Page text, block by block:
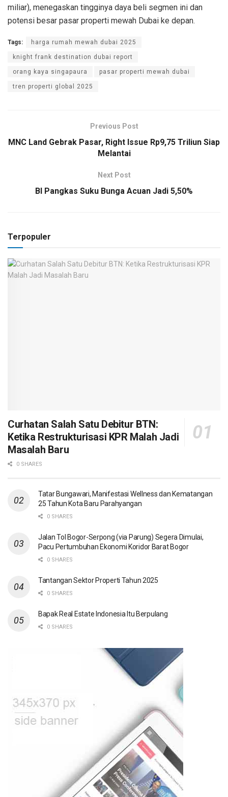
miliar), menegaskan tingginya daya beli segmen ini dan
potensi besar pasar properti mewah Dubai ke depan.
Tags: harga rumah mewah dubai 2025
knight frank destination dubai report
orang kaya singapaura pasar properti mewah dubai
tren properti global 2025
Previous Post
MNC Land Gebrak Pasar, Right Issue Rp9,75 Triliun Siap
Melantai
Next Post
BI Pangkas Suku Bunga Acuan Jadi 5,50%
Terpopuler
Curhatan Salah Satu Debitur BTN:
Ketika Restrukturisasi KPR Malah Jadi
Masalah Baru
0 SHARES
Tatar Bungawari, Manifestasi Wellness dan Kematangan
25 Tahun Kota Baru Parahyangan
0 SHARES
Jalan Tol Bogor-Serpong (via Parung) Segera Dimulai,
Pacu Pertumbuhan Ekonomi Koridor Barat Bogor
0 SHARES
Tantangan Sektor Properti Tahun 2025
0 SHARES
Bapak Real Estate Indonesia Itu Berpulang
0 SHARES